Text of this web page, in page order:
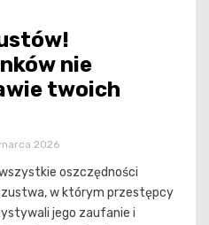
nie
twoich
2026
oszczędności
w którym przestępcy
jego zaufanie i